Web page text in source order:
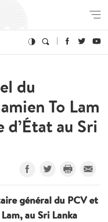
du
To Lam
au Sri
général du PCV et
au Sri Lanka